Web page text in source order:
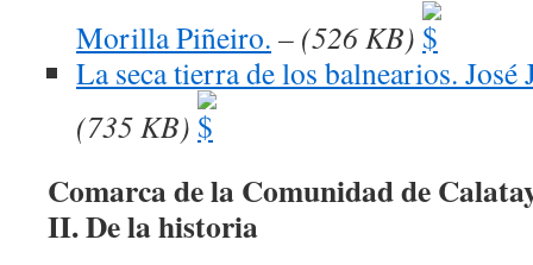
Morilla Piñeiro. – (526 KB)
La seca tierra de los balnearios. José
(735 KB)
Comarca de la Comunidad de
II. De la historia